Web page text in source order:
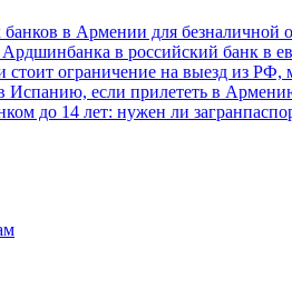
в Армении для безналичной
в российский банк в
стоит ограничение на выезд из
Испанию, если прилететь в
до 14 лет: нужен ли